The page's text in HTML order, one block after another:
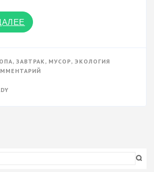
, ЗАВТРАК , МУСОР, ЭКОЛОГИЯ